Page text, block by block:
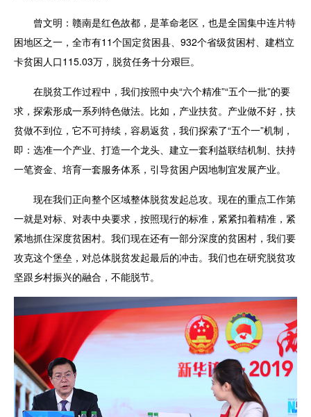
曾文明：赣南是红色故都，是革命老区，也是全国集中连片特
困地区之一，全市有11个国定贫困县、932个省级贫困村、建档立
卡贫困人口115.03万，脱贫任务十分艰巨。
在脱贫工作过程中，我们按照中央“六个精准”“五个一批”的要
求，探索形成一系列特色做法。比如，产业扶贫。产业做不好，扶
贫做不到位，它不可持续，容易返贫，我们探索了“五个一”机制，
即：选准一个产业、打造一个龙头、建立一套利益联结机制、扶持
一笔资金、培育一套服务体系，引导贫困户因地制宜发展产业。
现在我们正向整个区域整体脱贫发起总攻。现在的重点工作第
一就是对标、对表中央要求，按照现行的标准，紧紧扣着精准，紧
紧地抓住深度贫困村。我们现在还有一部分深度的贫困村，我们要
攻克这个堡垒，对总体脱贫发起最后的冲击。我们也在研究脱贫攻
坚跟乡村振兴的融合，不能脱节。